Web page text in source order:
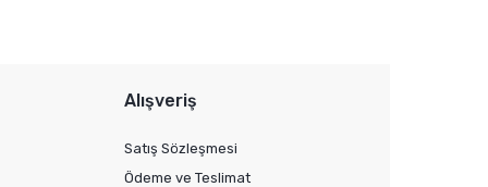
Alışveriş
Satış Sözleşmesi
Ödeme ve Teslimat